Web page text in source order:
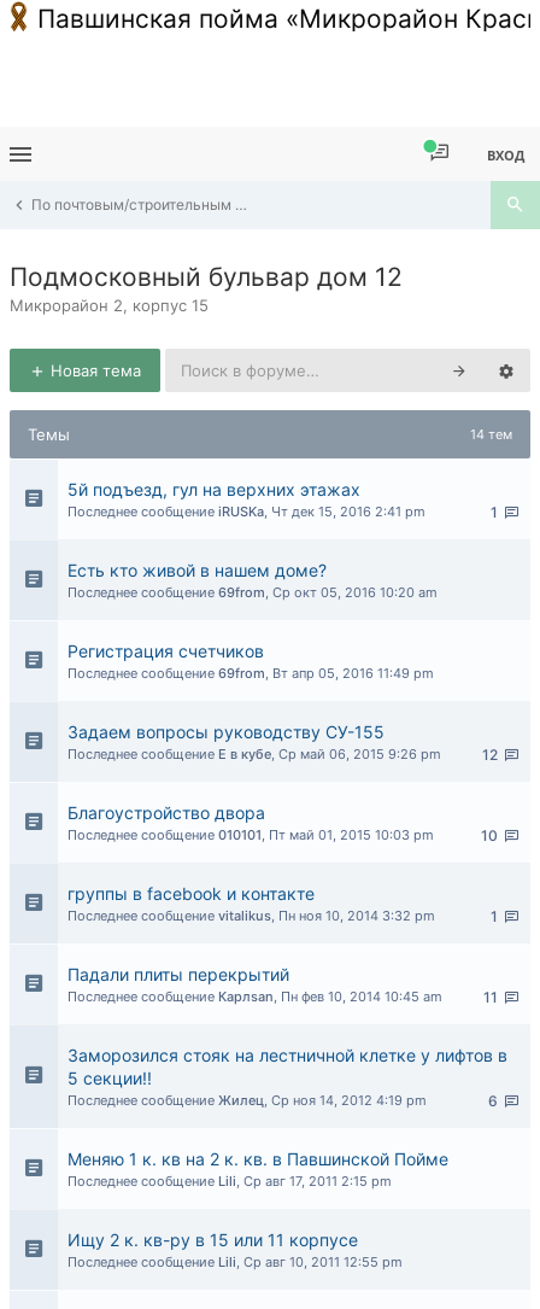
Павшинская пойма «Микрорайон
ВХОД
По почтовым/строительным адресам Павшинской Поймы
Подмосковный бульвар дом 12
Микрорайон 2, корпус 15
Новая тема
Темы 14 тем
5й подъезд, гул на верхних этажах
1
Последнее сообщение iRUSKa, Чт дек 15, 2016 2:41 pm
Есть кто живой в нашем доме?
Последнее сообщение 69from, Ср окт 05, 2016 10:20 am
Регистрация счетчиков
Последнее сообщение 69from, Вт апр 05, 2016 11:49 pm
Задаем вопросы руководству СУ-155
12
Последнее сообщение Е в кубе, Ср май 06, 2015 9:26 pm
Благоустройство двора
10
Последнее сообщение 010101, Пт май 01, 2015 10:03 pm
группы в facebook и контакте
1
Последнее сообщение vitalikus, Пн ноя 10, 2014 3:32 pm
Падали плиты перекрытий
11
Последнее сообщение Карлsan, Пн фев 10, 2014 10:45 am
Заморозился стояк на лестничной клетке у лифтов в
5 секции!!
6
Последнее сообщение Жилец, Ср ноя 14, 2012 4:19 pm
Меняю 1 к. кв на 2 к. кв. в Павшинской Пойме
Последнее сообщение Lili, Ср авг 17, 2011 2:15 pm
Ищу 2 к. кв-ру в 15 или 11 корпусе
Последнее сообщение Lili, Ср авг 10, 2011 12:55 pm